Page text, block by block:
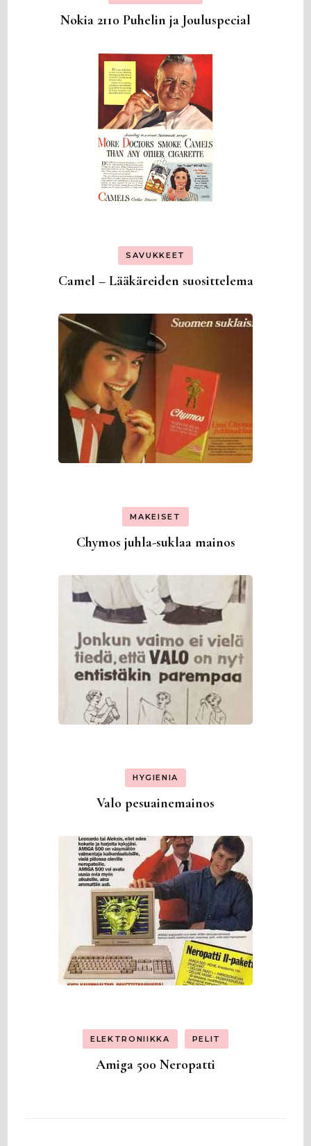
Nokia 2110 Puhelin ja Jouluspecial
SAVUKKEET
Camel – Lääkäreiden suosittelema
MAKEISET
Chymos juhla-suklaa mainos
HYGIENIA
Valo pesuainemainos
ELEKTRONIIKKA PELIT
Amiga 500 Neropatti